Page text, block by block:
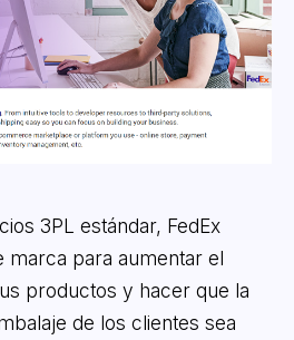
3PL estándar, FedEx
para aumentar el
productos y hacer que la
de los clientes sea